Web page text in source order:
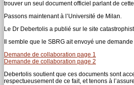
trouver un seul document officiel parlant de
Passons maintenant à l’Université de Milan.
Le Dr Debertolis a publié sur le site
Il semble que le SBRG ait envoyé une
Demande de collaboration page 1
Demande de collaboration page 2
Debertolis soutient que ces documents sont
respectueusement de ce fait, et tenons à